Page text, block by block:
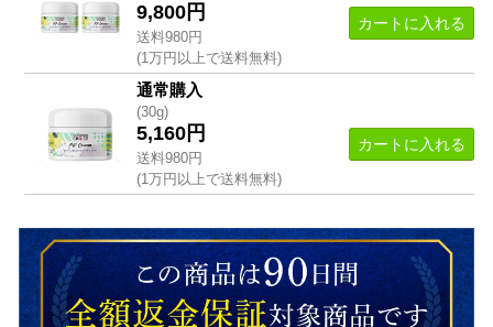
9,800円
送料980円
(1万円以上で送料無料)
カートに入れる
通常購入
(30g)
5,160円
送料980円
(1万円以上で送料無料)
カートに入れる